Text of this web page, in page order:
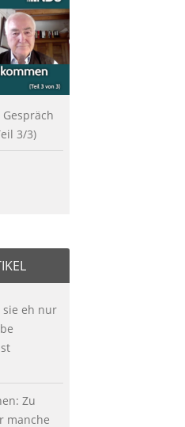
3/3)
sie eh nur
Zu
manche